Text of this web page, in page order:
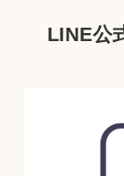
LINE公